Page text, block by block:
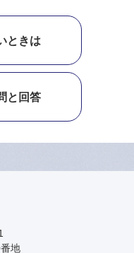
ときは
と回答
地